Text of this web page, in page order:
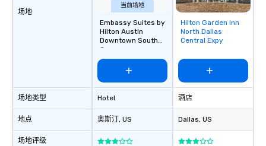
organizations who work in the events
community. Premiere supports the
broader community too, and is a
generous contributor, especially to
causes involving children. We love our
furry family members, and value
opportunities to support them as well.
We welcome the opportunity to serve
and look forward to meeting you.
场地
场地类型
地点
场地评级
当前场地
Embassy Suites by
Hilton Austin
Downtown South
Congress
Hotel
奥斯汀 , US
Removed from
favorites
Hilton Garden Inn
North Dallas
Central Expy
酒店
Dallas, US